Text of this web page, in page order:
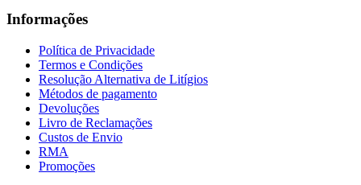
Informações
Política de Privacidade
Termos e Condições
Resolução Alternativa de Litígios
Métodos de pagamento
Devoluções
Livro de Reclamações
Custos de Envio
RMA
Promoções